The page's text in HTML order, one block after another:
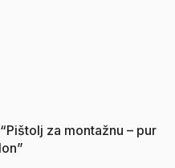
za montažnu – pur